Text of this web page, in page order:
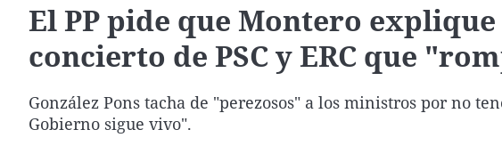
Negra
País Vasco
El PP pide que Montero
concierto de PSC y ERC que
González Pons tacha de "perezosos" a los ministros por no
Gobierno sigue vivo".